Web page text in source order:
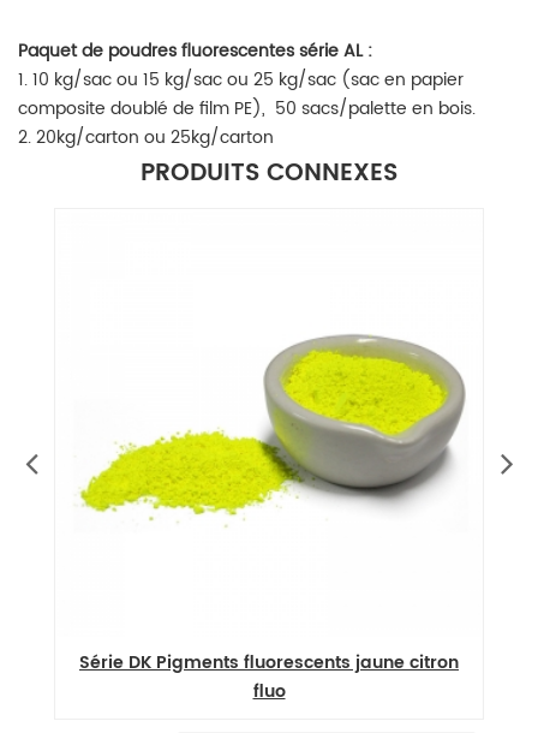
Paquet de poudres fluorescentes série AL :
1. 10 kg/sac ou 15 kg/sac ou 25 kg/sac (sac en papier
composite doublé de film PE), 50 sacs/palette en bois.
2. 20kg/carton ou 25kg/carton
PRODUITS CONNEXES
Série DK Pigments fluorescents jaune citron
fluo